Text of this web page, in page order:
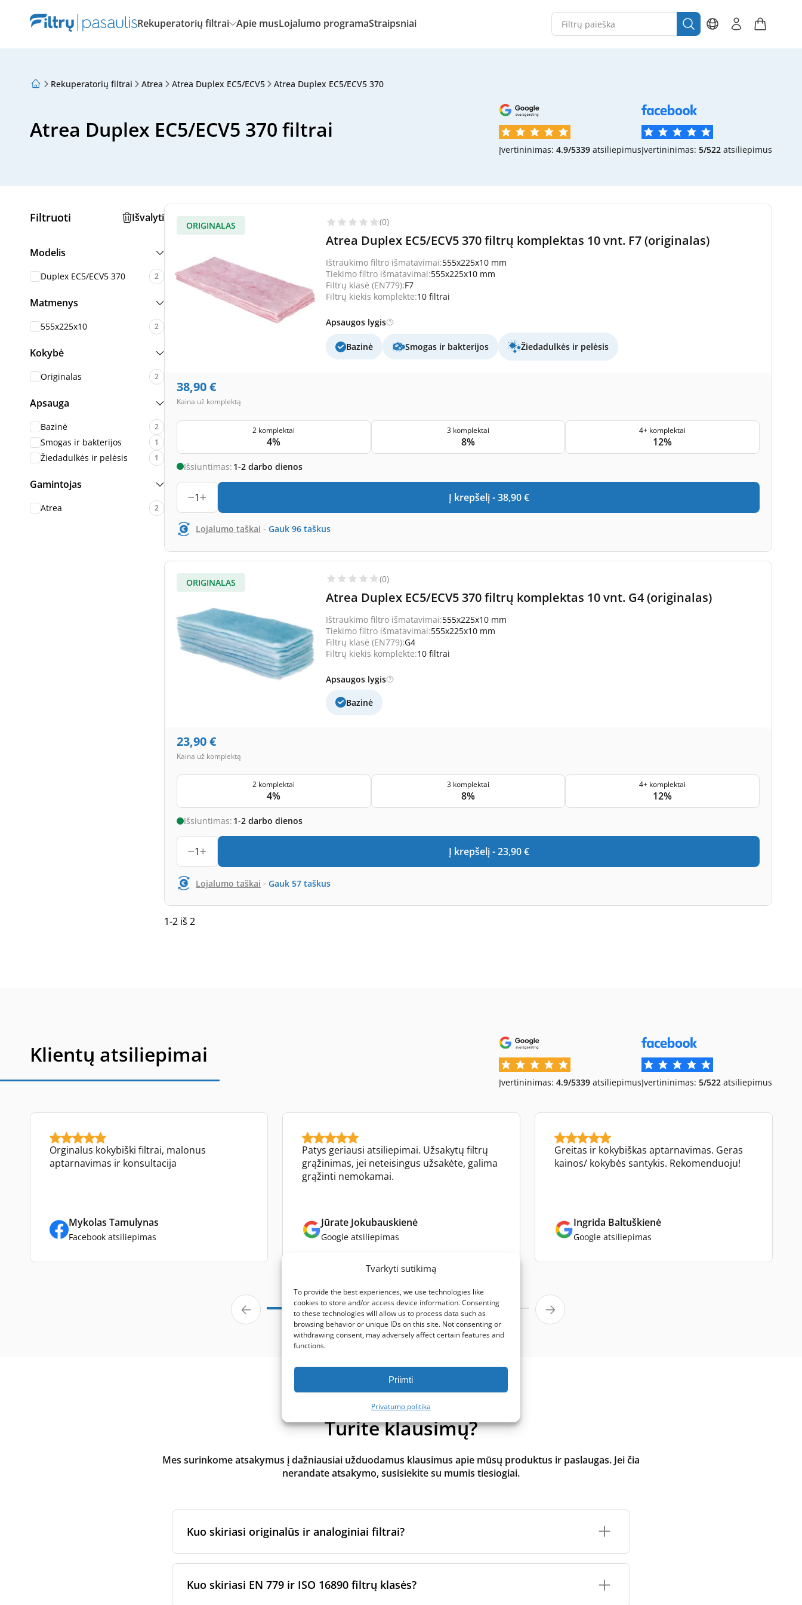
Tvarkyti sutikimą
To provide the best experiences, we use technologies like
cookies to store and/or access device information. Consenting
to these technologies will allow us to process data such as
browsing behavior or unique IDs on this site. Not consenting or
withdrawing consent, may adversely affect certain features and
functions.
Priimti
Privatumo politika
Rekuperatorių filtrai Apie musLojalumo programaStraipsniai
Apie mus
Rekuperatorių filtrai Atrea Atrea Duplex EC5/ECV5 Atrea Duplex EC5/ECV5 370
Atrea Duplex EC5/ECV5 370 filtrai
Įvertininimas: 4.9/5339 atsiliepimusĮvertininimas: 5/522 atsiliepimus
Filtruoti Išvalyti
Modelis
Duplex EC5/ECV5 370 2
Matmenys
555x225x10 2
Kokybė
Originalas 2
Apsauga
Bazinė 2
Smogas ir bakterijos 1
Žiedadulkės ir pelėsis 1
Gamintojas
Atrea 2
ORIGINALAS (0)
Atrea Duplex EC5/ECV5 370 filtrų komplektas 10 vnt. F7 (originalas)
Ištraukimo filtro išmatavimai:555x225x10 mm
Tiekimo filtro išmatavimai:555x225x10 mm
Filtrų klasė (EN779):F7
Filtrų kiekis komplekte:10 filtrai
Apsaugos lygis
Bazinė Smogas ir bakterijos Žiedadulkės ir pelėsis
38,90€
Kaina už komplektą
2 komplektai
4%
3 komplektai
8%
4+ komplektai
12%
Išsiuntimas: 1-2 darbo dienos
1 Į krepšelį -38,90 €
Lojalumo taškai - Gauk 96 taškus
ORIGINALAS (0)
Atrea Duplex EC5/ECV5 370 filtrų komplektas 10 vnt. G4 (originalas)
Ištraukimo filtro išmatavimai:555x225x10 mm
Tiekimo filtro išmatavimai:555x225x10 mm
Filtrų klasė (EN779):G4
Filtrų kiekis komplekte:10 filtrai
Apsaugos lygis
Bazinė
23,90€
Kaina už komplektą
2 komplektai
4%
3 komplektai
8%
4+ komplektai
12%
Išsiuntimas: 1-2 darbo dienos
1 Į krepšelį -23,90 €
Lojalumo taškai - Gauk 57 taškus
1-2 iš 2
Klientų atsiliepimai
Įvertininimas: 4.9/5339 atsiliepimusĮvertininimas: 5/522 atsiliepimus
Orginalus kokybiški filtrai, malonus
aptarnavimas ir konsultacija
Mykolas Tamulynas
Facebook atsiliepimas
Patys geriausi atsiliepimai. Užsakytų filtrų
grąžinimas, jei neteisingus užsakėte, galima
grąžinti nemokamai.
Jūrate Jokubauskienė
Google atsiliepimas
Greitas ir kokybiškas aptarnavimas. Geras
kainos/ kokybės santykis. Rekomenduoju!
Ingrida Baltuškienė
Google atsiliepimas
Turite klausimų?
Mes surinkome atsakymus į dažniausiai užduodamus klausimus apie mūsų produktus ir paslaugas. Jei čia
nerandate atsakymo, susisiekite su mumis tiesiogiai.
Kuo skiriasi originalūs ir analoginiai filtrai?
arba jam skirtų filtrų per sertifikuotus gamybos partnerius. Jie laikosi konkrečių prekės ženklo
Kuo skiriasi EN 779 ir ISO 16890 filtrų klasės?